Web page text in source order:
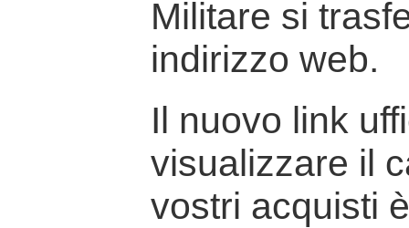
Militare si
indirizzo web.
Il nuovo link
visualizzare il
vostri acquisti